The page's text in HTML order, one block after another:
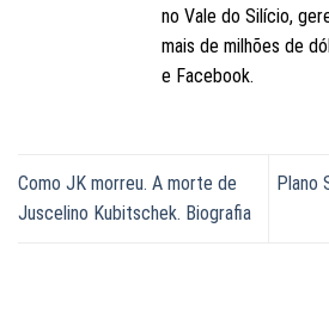
no Vale do Silício,
mais de milhões de
e Facebook.
Como JK morreu. A morte de
Juscelino Kubitschek. Biografia
Plano